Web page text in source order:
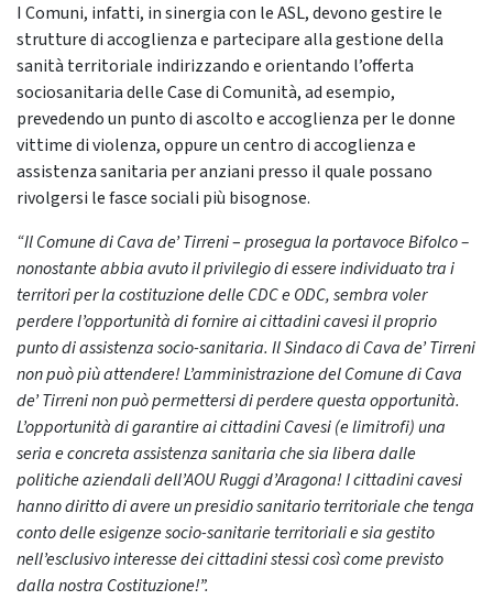
I Comuni, infatti, in sinergia con le ASL, devono gestire le
strutture di accoglienza e partecipare alla gestione della
sanità territoriale indirizzando e orientando l’offerta
sociosanitaria delle Case di Comunità, ad esempio,
prevedendo un punto di ascolto e accoglienza per le donne
vittime di violenza, oppure un centro di accoglienza e
assistenza sanitaria per anziani presso il quale possano
rivolgersi le fasce sociali più bisognose.
“Il Comune di Cava de’ Tirreni–prosegua la portavoce Bifolco –
nonostante abbia avuto il privilegio di essere individuato tra i
territori per la costituzione delle CDC e ODC, sembra voler
perdere l’opportunità di fornire ai cittadini cavesi il proprio
punto di assistenza socio-sanitaria. Il Sindaco di Cava de’ Tirreni
non può più attendere! L’amministrazione del Comune di Cava
de’ Tirreni non può permettersi di perdere questa opportunità.
L’opportunità di garantire ai cittadini Cavesi (e limitrofi) una
seria e concreta assistenza sanitaria che sia libera dalle
politiche aziendali dell’AOU Ruggi d’Aragona! I cittadini cavesi
hanno diritto di avere un presidio sanitario territoriale che tenga
conto delle esigenze socio-sanitarie territoriali e sia gestito
nell’esclusivo interesse dei cittadini stessi così come previsto
dalla nostra Costituzione!”.